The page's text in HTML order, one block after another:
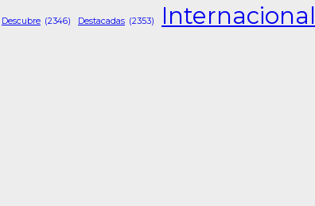
Descubre (2346) Destacadas (2353) Internacional